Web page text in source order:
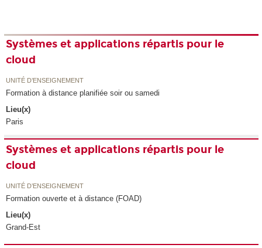
Systèmes et applications répartis pour le
cloud
UNITÉ D’ENSEIGNEMENT
Formation à distance planifiée soir ou samedi
Lieu(x)
Paris
Systèmes et applications répartis pour le
cloud
UNITÉ D’ENSEIGNEMENT
Formation ouverte et à distance (FOAD)
Lieu(x)
Grand-Est